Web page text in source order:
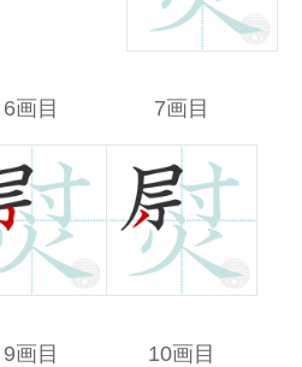
6画目 7画目
9画目 10画目